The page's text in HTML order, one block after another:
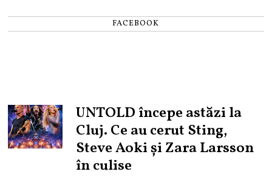
FACEBOOK
UNTOLD începe astăzi la
Cluj. Ce au cerut Sting,
Steve Aoki și Zara Larsson
în culise